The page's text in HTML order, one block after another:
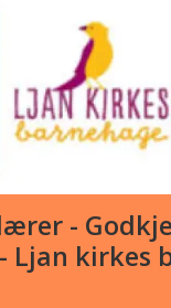
-
Ljan kirkes